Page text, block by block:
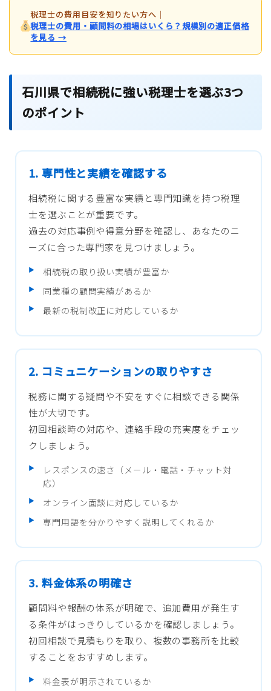
税理士の費用目安を知りたい方へ ｜
税理士の費用・顧問料の相場はいくら？規模別の適正価格
を見る →
石川県で相続税に強い税理士を選ぶ3つ
のポイント
1. 専門性と実績を確認する
相続税に関する豊富な実績と専門知識を持つ税理
士を選ぶことが重要です。
過去の対応事例や得意分野を確認し、あなたのニ
ーズに合った専門家を見つけましょう。
相続税の取り扱い実績が豊富か
同業種の顧問実績があるか
最新の税制改正に対応しているか
2. コミュニケーションの取りやすさ
税務に関する疑問や不安をすぐに相談できる関係
性が大切です。
初回相談時の対応や、連絡手段の充実度をチェッ
クしましょう。
レスポンスの速さ（メール・電話・チャット対
応）
オンライン面談に対応しているか
専門用語を分かりやすく説明してくれるか
3. 料金体系の明確さ
顧問料や報酬の体系が明確で、追加費用が発生す
る条件がはっきりしているかを確認しましょう。
初回相談で見積もりを取り、複数の事務所を比較
することをおすすめします。
料金表が明示されているか